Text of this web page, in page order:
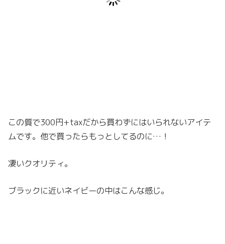
この質で300円+taxだから買わずにはいられないアイテ
ムです。他で買ったらもっとしてるのに…！
凄いクオリティ。
ブラックに近いネイビーの中はこんな感じ。